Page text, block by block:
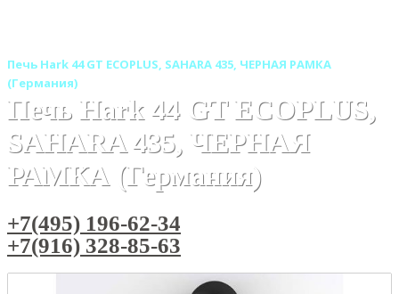
Печь Hark 44 GT ECOPLUS, SAHARA 435, ЧЕРНАЯ РАМКА
(Германия)
Печь Hark 44 GT ECOPLUS,
SAHARA 435, ЧЕРНАЯ
РАМКА (Германия)
+7(495) 196-62-34
+7(916) 328-85-63